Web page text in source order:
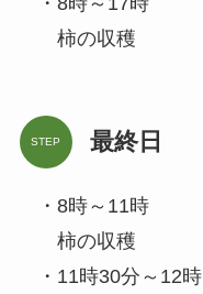
柿の収穫
STEP 最終日
・8時～11時
柿の収穫
・11時30分～12時